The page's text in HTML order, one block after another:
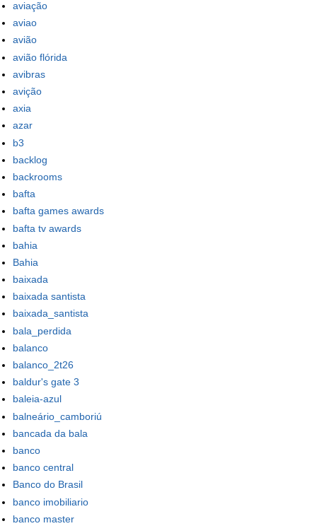
aviação
aviao
avião
avião flórida
avibras
avição
axia
azar
b3
backlog
backrooms
bafta
bafta games awards
bafta tv awards
bahia
Bahia
baixada
baixada santista
baixada_santista
bala_perdida
balanco
balanco_2t26
baldur's gate 3
baleia-azul
balneário_camboriú
bancada da bala
banco
banco central
Banco do Brasil
banco imobiliario
banco master